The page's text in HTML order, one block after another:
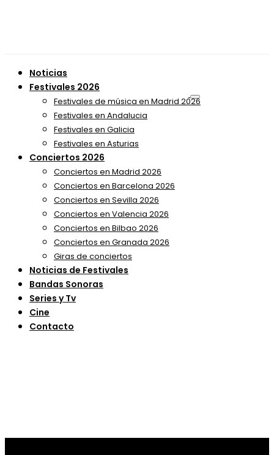
Noticias
Festivales 2026
Festivales de música en Madrid 2026
Festivales en Andalucia
Festivales en Galicia
Festivales en Asturias
Conciertos 2026
Conciertos en Madrid 2026
Conciertos en Barcelona 2026
Conciertos en Sevilla 2026
Conciertos en Valencia 2026
Conciertos en Bilbao 2026
Conciertos en Granada 2026
Giras de conciertos
Noticias de Festivales
Bandas Sonoras
Series y Tv
Cine
Contacto